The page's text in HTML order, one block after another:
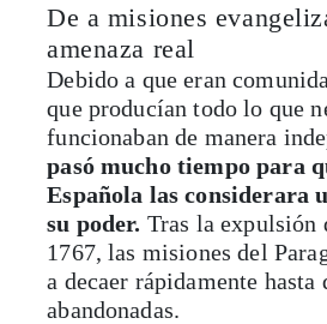
De a misiones
amenaza real
Debido a que eran
que producían todo lo que
funcionaban de manera
pasó mucho tiempo para
Española las considerara
su poder. Tras la expulsión
1767, las misiones del
a decaer rápidamente hasta
abandonadas.